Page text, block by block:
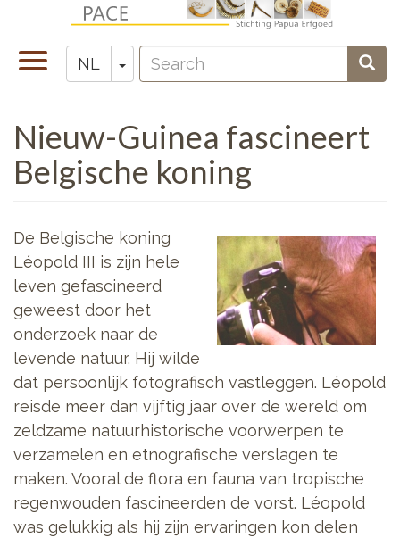
naar
gaan
Navigatie
wisselen
NL Toggle Dropdown
Zoeken
Search
Nieuw-Guinea fascineert
Belgische koning
De Belgische koning
Léopold III is zijn hele
leven gefascineerd
geweest door het
onderzoek naar de
levende natuur. Hij wilde
dat persoonlijk fotografisch vastleggen. Léopold
reisde meer dan vijftig jaar over de wereld om
zeldzame natuurhistorische voorwerpen te
verzamelen en etnografische verslagen te
maken. Vooral de flora en fauna van tropische
regenwouden fascineerden de vorst. Léopold
was gelukkig als hij zijn ervaringen kon delen